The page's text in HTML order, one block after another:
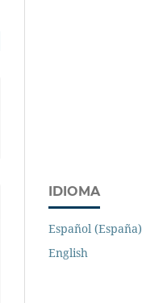
IDIOMA
Español (España)
English